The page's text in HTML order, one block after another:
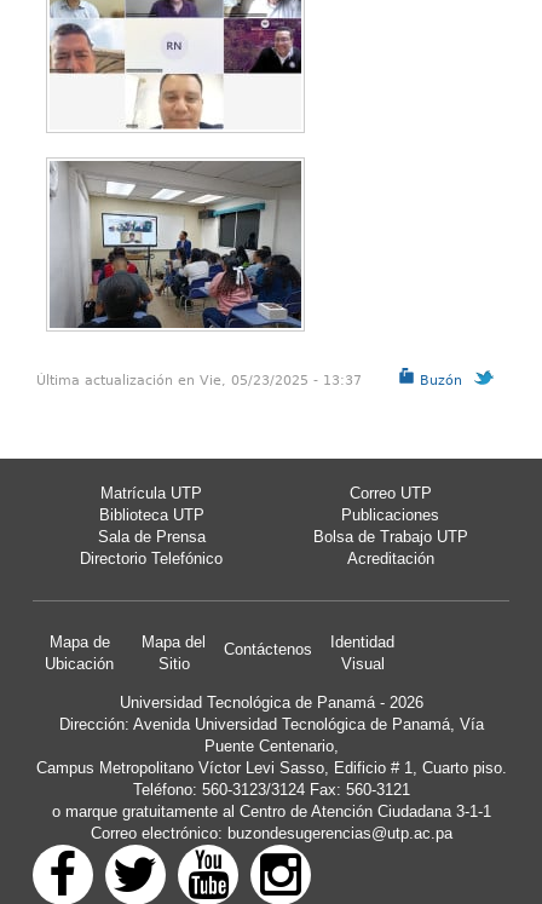
Buzón
Última actualización en Vie, 05/23/2025 - 13:37
Matrícula UTP
Correo UTP
Biblioteca UTP
Publicaciones
Sala de Prensa
Bolsa de Trabajo UTP
Directorio Telefónico
Acreditación
Mapa de
Ubicación
Mapa del
Sitio
Contáctenos
Identidad
Visual
Universidad Tecnológica de Panamá - 2026
Dirección: Avenida Universidad Tecnológica de Panamá, Vía
Puente Centenario,
Campus Metropolitano Víctor Levi Sasso, Edificio # 1, Cuarto piso.
Teléfono: 560-3123/3124 Fax: 560-3121
o marque gratuitamente al Centro de Atención Ciudadana 3-1-1
Correo electrónico: buzondesugerencias@utp.ac.pa